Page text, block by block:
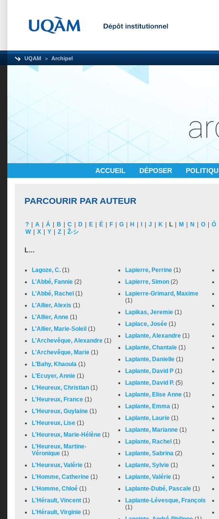
UQAM Archipel
ACCUEIL DÉPOSER
PARCOURIR PAR AUTEUR
? A Á B C D E É F G H J K L M N O Ó
W
X Y Z Ž-シ
L...
Lagoze, C. (1)
L'Abbé, Fannie (2)
L'Abbé, Rachel (1)
L'Allier, Alexis (1)
L'Allier, Anne (1)
L'Allier, Marie-Soleil (1)
L'Archevêque, Alexandre (1)
L'Archevêque, Marie (1)
L'Bahy, Khaoula (1)
L'Ecuyer, Annie (1)
L'Heureux, Christian (1)
L'Heureux, France (1)
L'Heureux, Guylaine (1)
L'Heureux, Lise (1)
L'Heureux, Marie-Hélène (1)
L'Heureux, Martine-
Véronique (1)
L'Heureux, Valérie (1)
L'Homme, Catherine (1)
L'Homme, Chloé (1)
L'Hérault, Vincent (1)
L'Hérault, Virginie (1)
Lapierre, Perrine (1)
Lapierre, Simon (2)
Lapierre-Grimard, Maxime
(1)
Lapikas, Jeremie (1)
Laplace, Josée (1)
Laplante, Alexandre (1)
Laplante, Chantale (1)
Laplante, Danielle (1)
Laplante, David P (1)
Laplante, David P. (5)
Laplante, Elise Anne (1)
Laplante, Emma (1)
Laplante, Laurie (1)
Laplante, Marianne (1)
Laplante, Rachel (1)
Laplante, Sabrina (2)
Laplante, Sylvie (1)
Laplante, Valérie (1)
Laplante-Dubé, Pascale (1)
Laplante-Lévesque, François
(1)